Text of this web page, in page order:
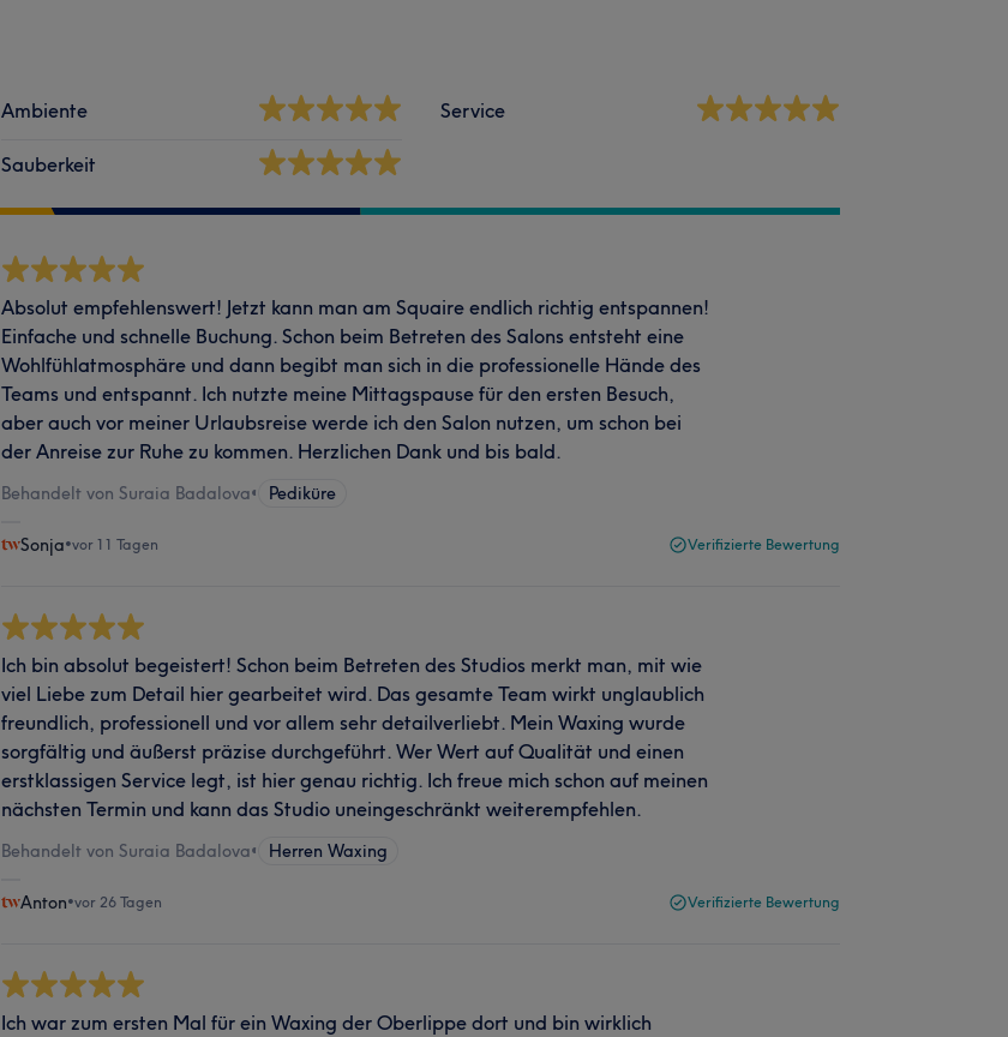
Ambiente
Sauberkeit
Service
Absolut empfehlenswert! Jetzt kann man am Squaire endlich richtig entspannen!
Einfache und schnelle Buchung. Schon beim Betreten des Salons entsteht eine
Wohlfühlatmosphäre und dann begibt man sich in die professionelle Hände des
Teams und entspannt. Ich nutzte meine Mittagspause für den ersten Besuch,
aber auch vor meiner Urlaubsreise werde ich den Salon nutzen, um schon bei
der Anreise zur Ruhe zu kommen. Herzlichen Dank und bis bald.
Behandelt von Suraia Badalova• Pediküre
Sonja•vor 11 Tagen Verifizierte Bewertung
Ich bin absolut begeistert! Schon beim Betreten des Studios merkt man, mit wie
viel Liebe zum Detail hier gearbeitet wird. Das gesamte Team wirkt unglaublich
freundlich, professionell und vor allem sehr detailverliebt. Mein Waxing wurde
sorgfältig und äußerst präzise durchgeführt. Wer Wert auf Qualität und einen
erstklassigen Service legt, ist hier genau richtig. Ich freue mich schon auf meinen
nächsten Termin und kann das Studio uneingeschränkt weiterempfehlen.
Behandelt von Suraia Badalova• Herren Waxing
Anton•vor 26 Tagen Verifizierte Bewertung
Ich war zum ersten Mal für ein Waxing der Oberlippe dort und bin wirklich